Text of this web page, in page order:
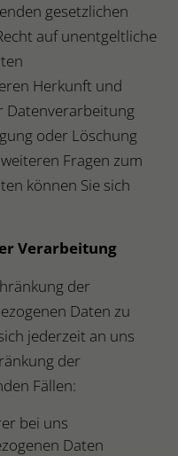
gesetzlichen
auf unentgeltliche
Herkunft und
Datenverarbeitung
oder Löschung
Fragen zum
können Sie sich
Verarbeitung
der
Daten zu
jederzeit an uns
der
Fällen:
bei uns
Daten